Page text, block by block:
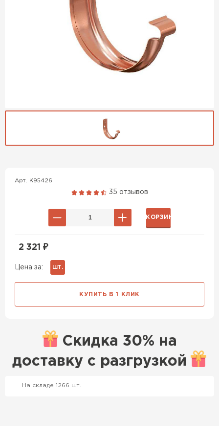
Арт. K95426
35 отзывов
Цена за: ШТ.
2 321 ₽
В КОРЗИНУ
КУПИТЬ В 1 КЛИК
Скидка 30% на
доставку с разгрузкой
На складе 1266 шт.
Профилированный лист